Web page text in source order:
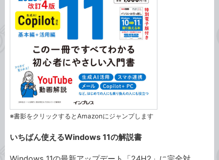
※書影をクリックするとAmazonにジャンプします
いちばん使えるWindows 11の解説書